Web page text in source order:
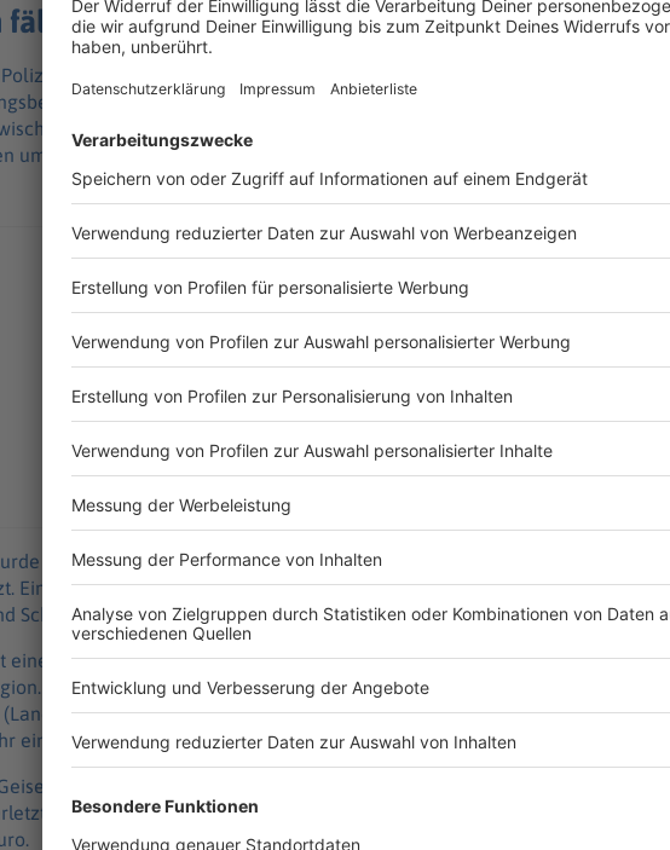
fällt in die Tiefe und trifft Ehepaar
Niederbayern gab es einem Polizeisprecher zufolge
Einsätze von Samstagnachmittag bis -abend –
Straubing und Passau. Demnach stürzten Äste ab,
um und Straßen waren zeitweise überflutet.
ein Ehepaar in Bogen im Landkreis Straubing-Bogen leicht infolge
Ein Balken fiel von einem Gerüst an einer Kirche herunter und traf
Schulter, sie erlitten Platzwunden.
einer Bahnsprecherin unwetterbedingte Beeinträchtigungen im
Am Samstagabend fielen demnach etwa für kurze Zeit Züge
Passau) und Passau aus, die Bahn richtete einen
ein.
(Landkreis Kitzingen) schlug am Samstagmorgen ein Blitz in
wurde niemand. Laut den Ermittlern entstand ein Schaden von